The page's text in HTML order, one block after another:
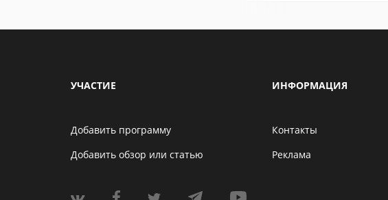
УЧАСТИЕ
Добавить программу
Добавить обзор или статью
ИНФОРМАЦИЯ
Контакты
Реклама